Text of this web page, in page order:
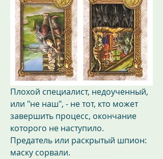
Плохой специалист, недоученный,
или "не наш", - не тот, кто может
завершить процесс, окончание
которого не наступило.
Предатель или раскрытый шпион:
маску сорвали.